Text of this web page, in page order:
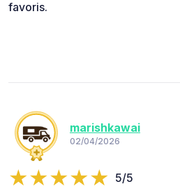
favoris.
marishkawai
02/04/2026
5/5